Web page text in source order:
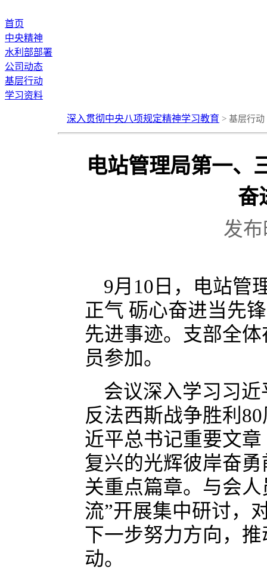
首页
中央精神
水利部部署
公司动态
基层行动
学习资料
深入贯彻中央八项规定精神学习教育 > 基层行动
电站管理局第一、
奋
发布
9月10日，电站管
正气 砺心奋进当先
先进事迹。支部全
员参加。
会议深入学习习
反法西斯战争胜利
近平总书记重要文
复兴的光辉彼岸奋
关重点篇章。与会
流”开展集中研讨，
下一步努力方向，
动。